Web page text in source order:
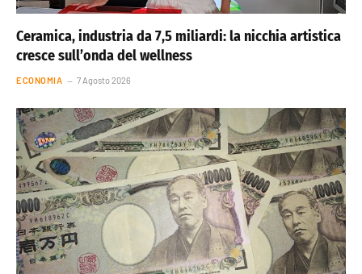
Ceramica, industria da 7,5 miliardi: la nicchia artistica
cresce sull’onda del wellness
ECONOMIA 7 Agosto 2026